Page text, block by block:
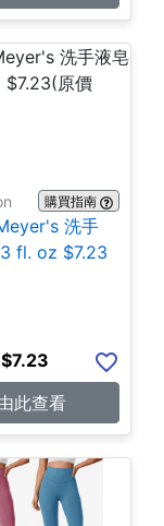
購買指南
洗手
fl. oz $7.23
$7.23
此查看